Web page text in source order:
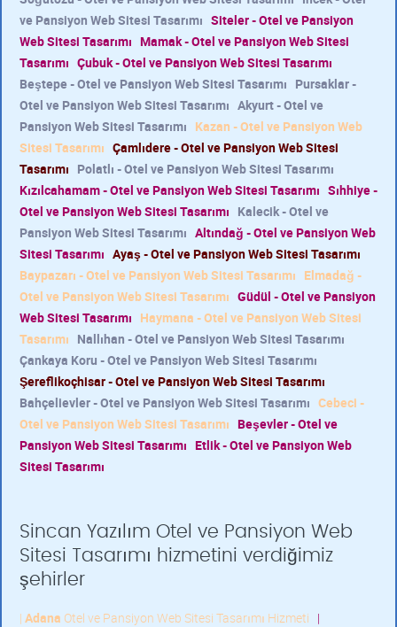
ve Pansiyon Web Sitesi Tasarımı Siteler - Otel ve Pansiyon
Web Sitesi Tasarımı Mamak - Otel ve Pansiyon Web Sitesi
Tasarımı Çubuk - Otel ve Pansiyon Web Sitesi Tasarımı
Beştepe - Otel ve Pansiyon Web Sitesi Tasarımı Pursaklar -
Otel ve Pansiyon Web Sitesi Tasarımı Akyurt - Otel ve
Pansiyon Web Sitesi Tasarımı Kazan - Otel ve Pansiyon Web
Sitesi Tasarımı Çamlıdere - Otel ve Pansiyon Web Sitesi
Tasarımı Polatlı - Otel ve Pansiyon Web Sitesi Tasarımı
Kızılcahamam - Otel ve Pansiyon Web Sitesi Tasarımı Sıhhiye -
Otel ve Pansiyon Web Sitesi Tasarımı Kalecik - Otel ve
Pansiyon Web Sitesi Tasarımı Altındağ - Otel ve Pansiyon Web
Sitesi Tasarımı Ayaş - Otel ve Pansiyon Web Sitesi Tasarımı
Baypazarı - Otel ve Pansiyon Web Sitesi Tasarımı Elmadağ -
Otel ve Pansiyon Web Sitesi Tasarımı Güdül - Otel ve Pansiyon
Web Sitesi Tasarımı Haymana - Otel ve Pansiyon Web Sitesi
Tasarımı Nallıhan - Otel ve Pansiyon Web Sitesi Tasarımı
Çankaya Koru - Otel ve Pansiyon Web Sitesi Tasarımı
Şereflikoçhisar - Otel ve Pansiyon Web Sitesi Tasarımı
Bahçelievler - Otel ve Pansiyon Web Sitesi Tasarımı Cebeci -
Otel ve Pansiyon Web Sitesi Tasarımı Beşevler - Otel ve
Pansiyon Web Sitesi Tasarımı Etlik - Otel ve Pansiyon Web
Sitesi Tasarımı
Sincan Yazılım Otel ve Pansiyon Web
Sitesi Tasarımı hizmetini verdiğimiz
şehirler
| Adana Otel ve Pansiyon Web Sitesi Tasarımı Hizmeti |